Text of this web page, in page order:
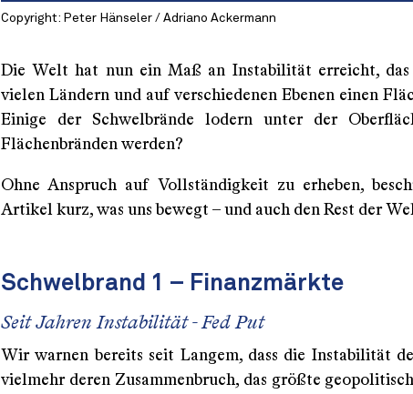
Copyright: Peter Hänseler / Adriano Ackermann
Die Welt hat nun ein Maß an Instabilität erreicht,
vielen Ländern und auf verschiedenen Ebenen einen
Einige der Schwelbrände lodern unter der
Flächenbränden werden?
Ohne Anspruch auf Vollständigkeit zu erheben,
Artikel kurz, was uns bewegt – und auch den Rest der
Schwelbrand 1 – Finanzmärkte
Seit Jahren Instabilität - Fed Put
Wir warnen bereits seit Langem, dass die Instabilität
vielmehr deren Zusammenbruch, das größte